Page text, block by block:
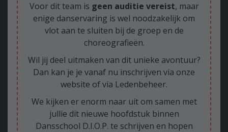
Voor dit team is geen auditie vereist, maar
enige danservaring is wel noodzakelijk om
vlot aan te sluiten bij de groep en de
choreografieën.
Wil jij deel uitmaken van dit unieke avontuur?
Dan kan je je vanaf nu inschrijven via onze
website of via Ledenbeheer.
We kijken er enorm naar uit om samen met
jullie dit nieuwe hoofdstuk binnen
Dansschool D.I.O.P. te schrijven en hopen